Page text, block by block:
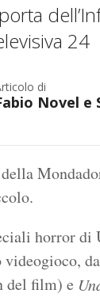
24
di
Novel e
horror di
videogioco,
del film) e